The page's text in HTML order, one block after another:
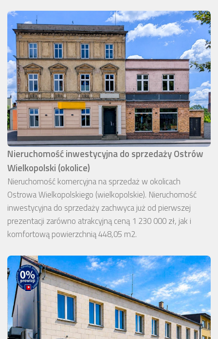
Nieruchomość inwestycyjna do sprzedaży Ostrów
Wielkopolski (okolice)
Nieruchomość komercyjna na sprzedaż w okolicach
Ostrowa Wielkopolskiego (wielkopolskie). Nieruchomość
inwestycyjna do sprzedaży zachwyca już od pierwszej
prezentacji zarówno atrakcyjną ceną 1 230 000 zł, jak i
komfortową powierzchnią 448,05 m2.